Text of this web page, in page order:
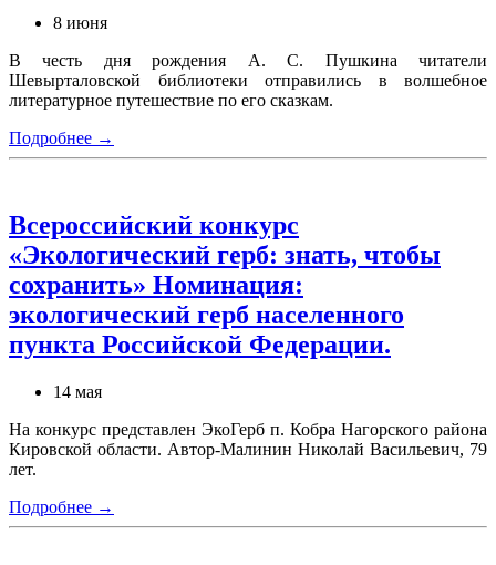
8 июня
В честь дня рождения А. С. Пушкина читатели
Шевырталовской библиотеки отправились в волшебное
литературное путешествие по его сказкам.
Подробнее →
Всероссийский конкурс
«Экологический герб: знать, чтобы
сохранить» Номинация:
экологический герб населенного
пункта Российской Федерации.
14 мая
На конкурс представлен ЭкоГерб п. Кобра Нагорского района
Кировской области. Автор-Малинин Николай Васильевич, 79
лет.
Подробнее →